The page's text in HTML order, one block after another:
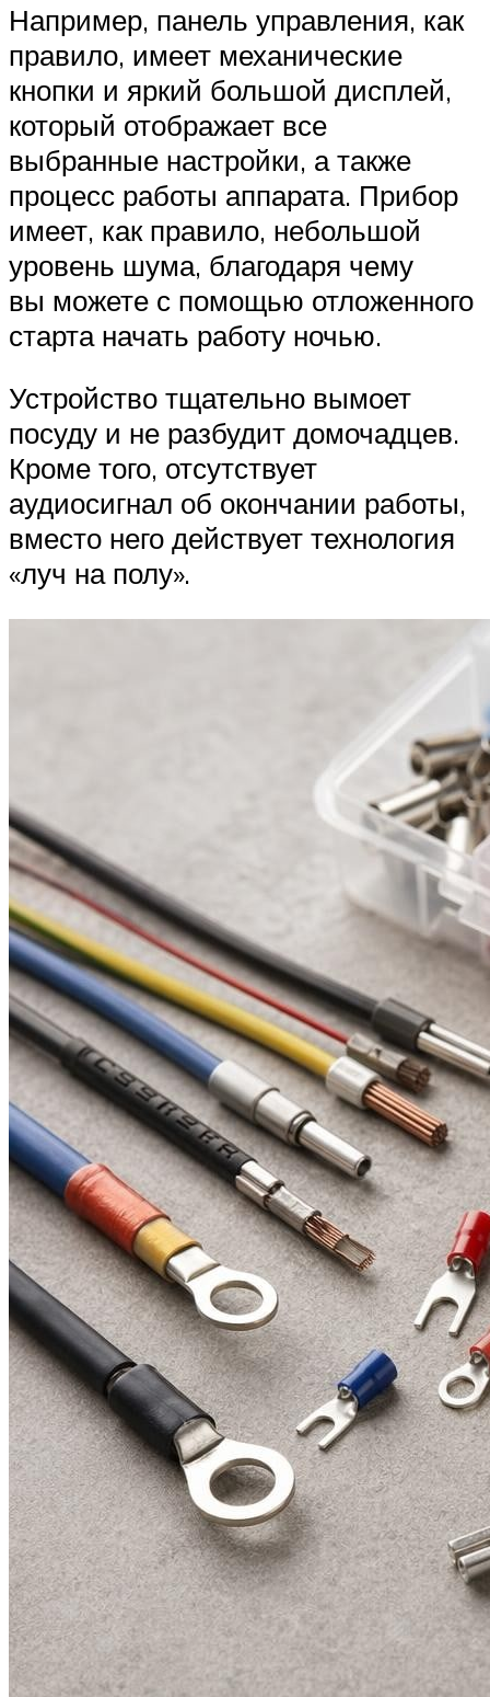
Например, панель управления, как
правило, имеет механические
кнопки и яркий большой дисплей,
который отображает все
выбранные настройки, а также
процесс работы аппарата. Прибор
имеет, как правило, небольшой
уровень шума, благодаря чему
вы можете с помощью отложенного
старта начать работу ночью.
Устройство тщательно вымоет
посуду и не разбудит домочадцев.
Кроме того, отсутствует
аудиосигнал об окончании работы,
вместо него действует технология
«луч на полу».